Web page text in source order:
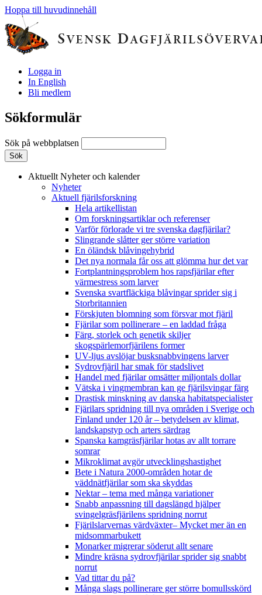
Hoppa till huvudinnehåll
Logga in
In English
Bli medlem
Sökformulär
Sök på webbplatsen
Aktuellt Nyheter och kalender
Nyheter
Aktuell fjärilsforskning
Hela artikellistan
Om forskningsartiklar och referenser
Varför förlorade vi tre svenska dagfjärilar?
Slingrande slåtter ger större variation
En öländsk blåvingehybrid
Det nya normala får oss att glömma hur det var
Fortplantningsproblem hos rapsfjärilar efter
värmestress som larver
Svenska svartfläckiga blåvingar sprider sig i
Storbritannien
Förskjuten blomning som försvar mot fjäril
Fjärilar som pollinerare – en laddad fråga
Färg, storlek och genetik skiljer
skogspärlemorfjärilens former
UV-ljus avslöjar busksnabbvingens larver
Sydrovfjäril har smak för stadslivet
Handel med fjärilar omsätter miljontals dollar
Vätska i vingmembran kan ge fjärilsvingar färg
Drastisk minskning av danska habitatspecialister
Fjärilars spridning till nya områden i Sverige och
Finland under 120 år– betydelsen av klimat,
landskapstyp och arters särdrag
Spanska kamgräsfjärilar hotas av allt torrare
somrar
Mikroklimat avgör utvecklingshastighet
Bete i Natura 2000-områden hotar de
väddnätfjärilar som ska skyddas
Nektar – tema med många variationer
Snabb anpassning till dagslängd hjälper
svingelgräsfjärilens spridning norrut
Fjärilslarvernas värdväxter– Mycket mer än en
midsommarbukett
Monarker migrerar söderut allt senare
Mindre kräsna sydrovfjärilar sprider sig snabbt
norrut
Vad tittar du på?
Många slags pollinerare ger större bomullsskörd